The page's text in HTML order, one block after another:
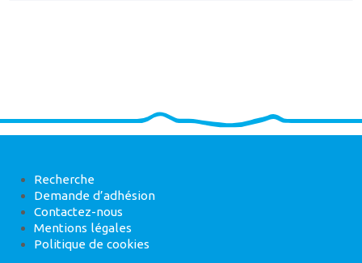
Recherche
Demande d’adhésion
Contactez-nous
Mentions légales
Politique de cookies